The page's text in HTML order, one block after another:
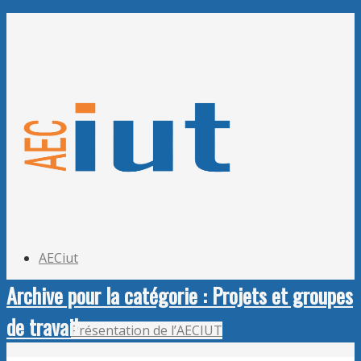
AECiut
Présentation de l’AECIUT
Archive pour la catégorie : Projets et groupes
de travail